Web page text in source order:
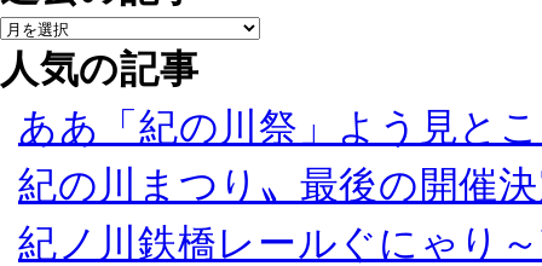
人気の記事
ああ「紀の川祭」よう見と
紀の川まつり〟最後の開催
紀ノ川鉄橋レールぐにゃり